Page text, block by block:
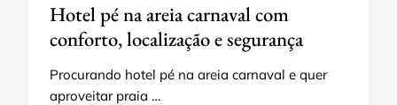
Hotel pé na areia carnaval com
conforto, localização e segurança
Procurando hotel pé na areia carnaval e quer
aproveitar praia …